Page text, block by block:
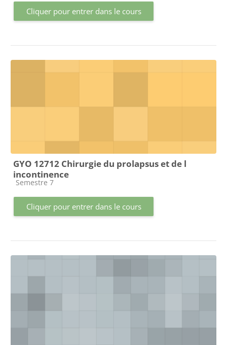
Cliquer pour entrer dans le cours
GYO 12712 Chirurgie du prolapsus et de l
incontinence
Catégorie de cours
Semestre 7
Cliquer pour entrer dans le cours